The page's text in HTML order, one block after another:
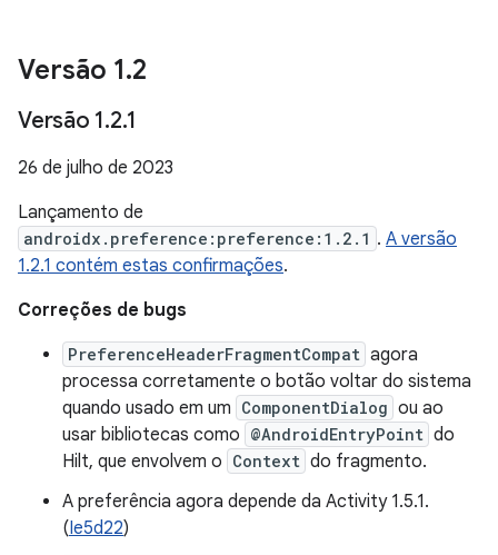
Versão 1.2
Versão 1.2.1
26 de julho de 2023
Lançamento de
androidx.preference:preference:1.2.1 . A versão
1.2.1 contém estas confirmações.
Correções de bugs
PreferenceHeaderFragmentCompat agora
processa corretamente o botão voltar do sistema
quando usado em um ComponentDialog ou ao
usar bibliotecas como @AndroidEntryPoint do
Hilt, que envolvem o Context do fragmento.
A preferência agora depende da Activity 1.5.1.
(Ie5d22)